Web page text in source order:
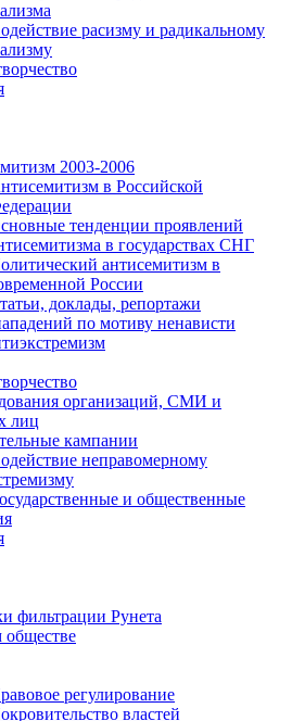
расизму и радикальному
2003-2006
в Российской
тенденции проявлений
в государствах СНГ
антисемитизм в
России
доклады, репортажи
по мотиву ненависти
организаций, СМИ и
лиц
кампании
неправомерному
и общественные
фильтрации Рунета
обществе
регулирование
властей